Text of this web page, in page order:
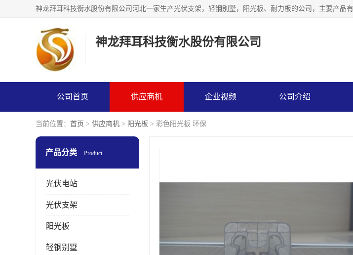
神龙拜耳科技衡水股份有限公司
公司首页 供应商机 企业视频 公司介绍
当前位置： 首页 > 供应商机 > 阳光板 > 彩色阳光板 环保
产品分类 Product
光伏电站
光伏支架
阳光板
轻钢别墅